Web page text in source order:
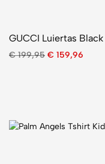
GUCCI Luiertas Black
€199,95 € 159,96